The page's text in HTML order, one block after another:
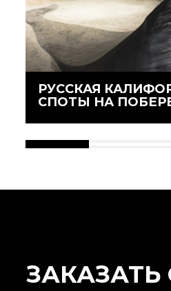
РУССКАЯ
СПОТЫ НА
ЗАКАЗАТЬ